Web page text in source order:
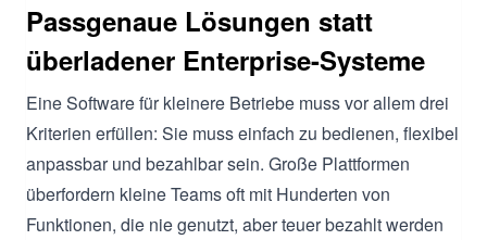
Passgenaue Lösungen statt
überladener Enterprise-Systeme
Eine Software für kleinere Betriebe muss vor allem drei
Kriterien erfüllen: Sie muss einfach zu bedienen, flexibel
anpassbar und bezahlbar sein. Große Plattformen
überfordern kleine Teams oft mit Hunderten von
Funktionen, die nie genutzt, aber teuer bezahlt werden